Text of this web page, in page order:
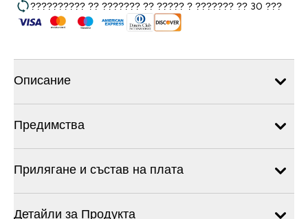
?????????? ?? ??????? ?? ????? ? ??????? ?? 30 ???
Описание
Предимства
Прилягане и състав на плата
Детайли за Продукта